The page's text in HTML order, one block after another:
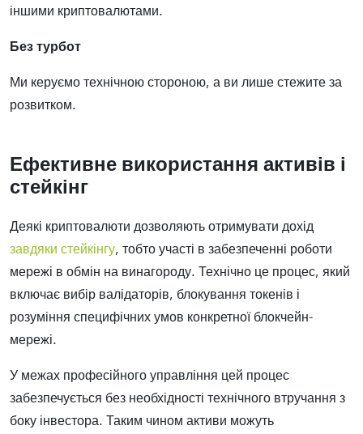
іншими криптовалютами.
Без турбот
Ми керуємо технічною стороною, а ви лише стежите за
розвитком.
Ефективне використання активів і
стейкінг
Деякі криптовалюти дозволяють отримувати дохід
завдяки стейкінгу, тобто участі в забезпеченні роботи
мережі в обмін на винагороду. Технічно це процес, який
включає вибір валідаторів, блокування токенів і
розуміння специфічних умов конкретної блокчейн-
мережі.
У межах професійного управління цей процес
забезпечується без необхідності технічного втручання з
боку інвестора. Таким чином активи можуть